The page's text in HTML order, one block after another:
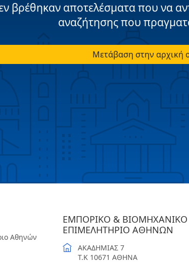
βρέθηκαν αποτελέσματα που να
αναζήτησης που
Μετάβαση στην αρχική
Αθηνών
ΕΜΠΟΡΙΚΟ & ΒΙΟΜΗΧΑΝΙΚΟ
ΕΠΙΜΕΛΗΤΗΡΙΟ ΑΘΗΝΩΝ
ΑΚΑΔΗΜΙΑΣ 7
T.K 10671 ΑΘΗΝΑ